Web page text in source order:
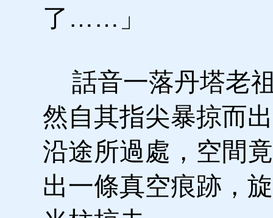
了……」
話音一落丹塔老
然自其指尖暴掠而
沿途所過處，空間
出一條真空痕跡，